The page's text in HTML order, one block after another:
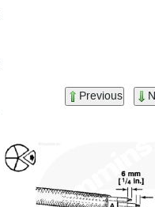
Previous